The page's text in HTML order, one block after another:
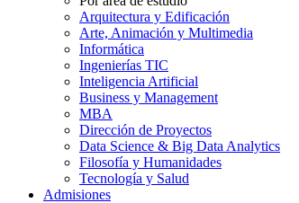
Arquitectura y Edificación
Arte, Animación y Multimedia
Informática
Ingenierías TIC
Inteligencia Artificial
Business y Management
MBA
Dirección de Proyectos
Data Science & Big Data Analytics
Filosofía y Humanidades
Tecnología y Salud
Admisiones